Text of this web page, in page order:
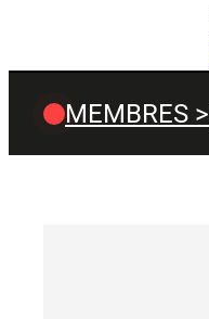
MEMBRES >